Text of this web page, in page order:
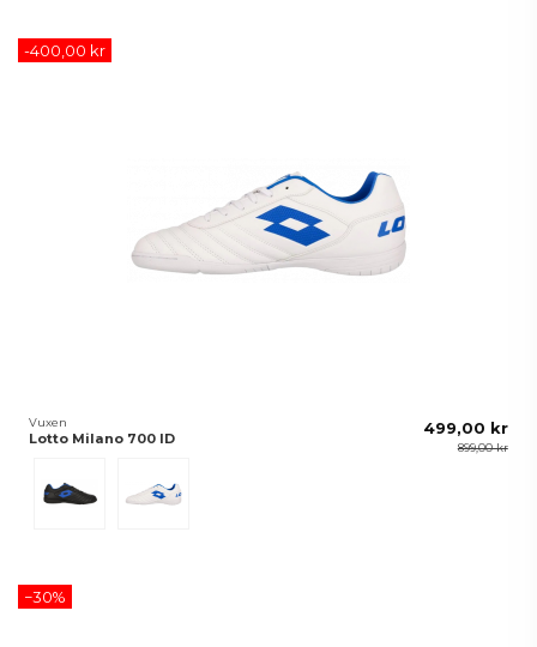
-400,00 kr
Vuxen
Lotto Milano 700 ID
499,00 kr
899,00 kr
−30%